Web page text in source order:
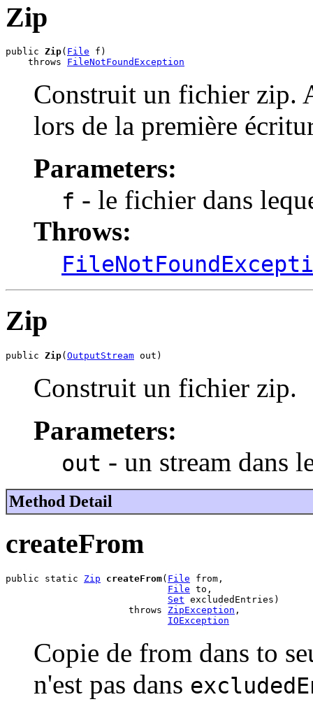
Zip
public Zip( File f)
    throws
FileNotFoundException
Construit un fichier zip.
lors de la première
Parameters:
f - le fichier dans
Throws:
Zip
public Zip(OutputStream out)
Construit un fichier zip.
Parameters:
out - un stream dans
Method Detail
createFrom
public static Zip createFrom( File from,
File to,
Set excludedEntries)
                      throws
ZipException ,
IOException
Copie de from dans to
n'est pas dans